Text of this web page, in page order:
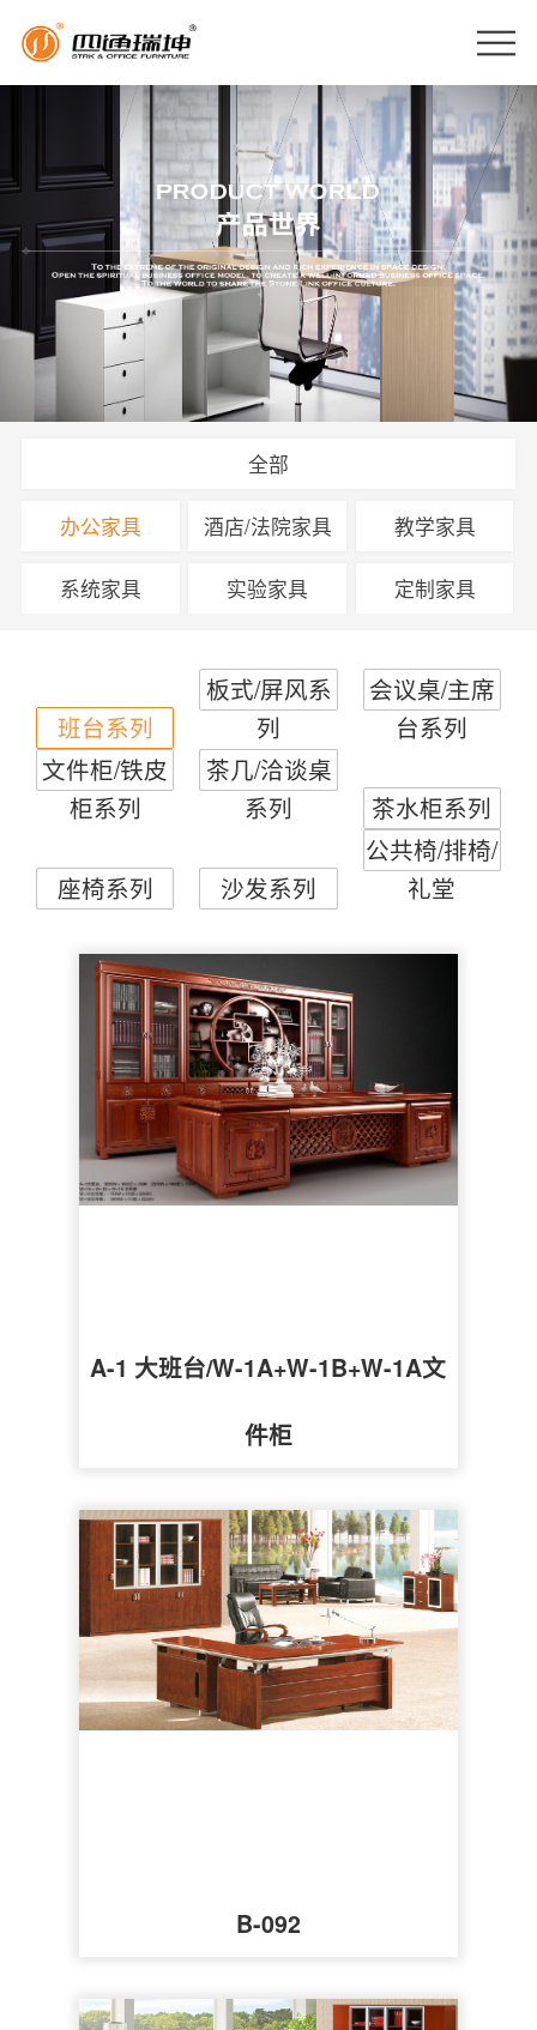
全部
办公家具 酒店/法院家具 教学家具
系统家具 实验家具 定制家具
班台系列
板式/屏风系
列
会议桌/主席
台系列
文件柜/铁皮
柜系列
茶几/洽谈桌
系列
茶水柜系列
座椅系列 沙发系列
公共椅/排椅/
礼堂
A-1 大班台/W-1A+W-1B+W-1A文
件柜
B-092